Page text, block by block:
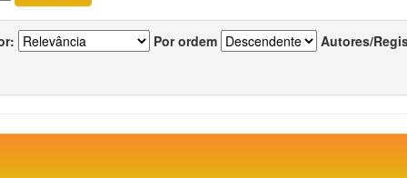
Por ordem Autores/